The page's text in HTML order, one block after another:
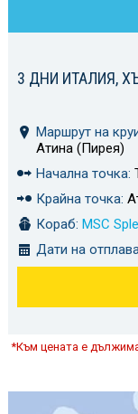
3 ДНИ ИТАЛИЯ,
Маршрут на
Атина (Пирея)
Начална точка:
Крайна точка:
Кораб: MSC
Дати на
*Към цената е